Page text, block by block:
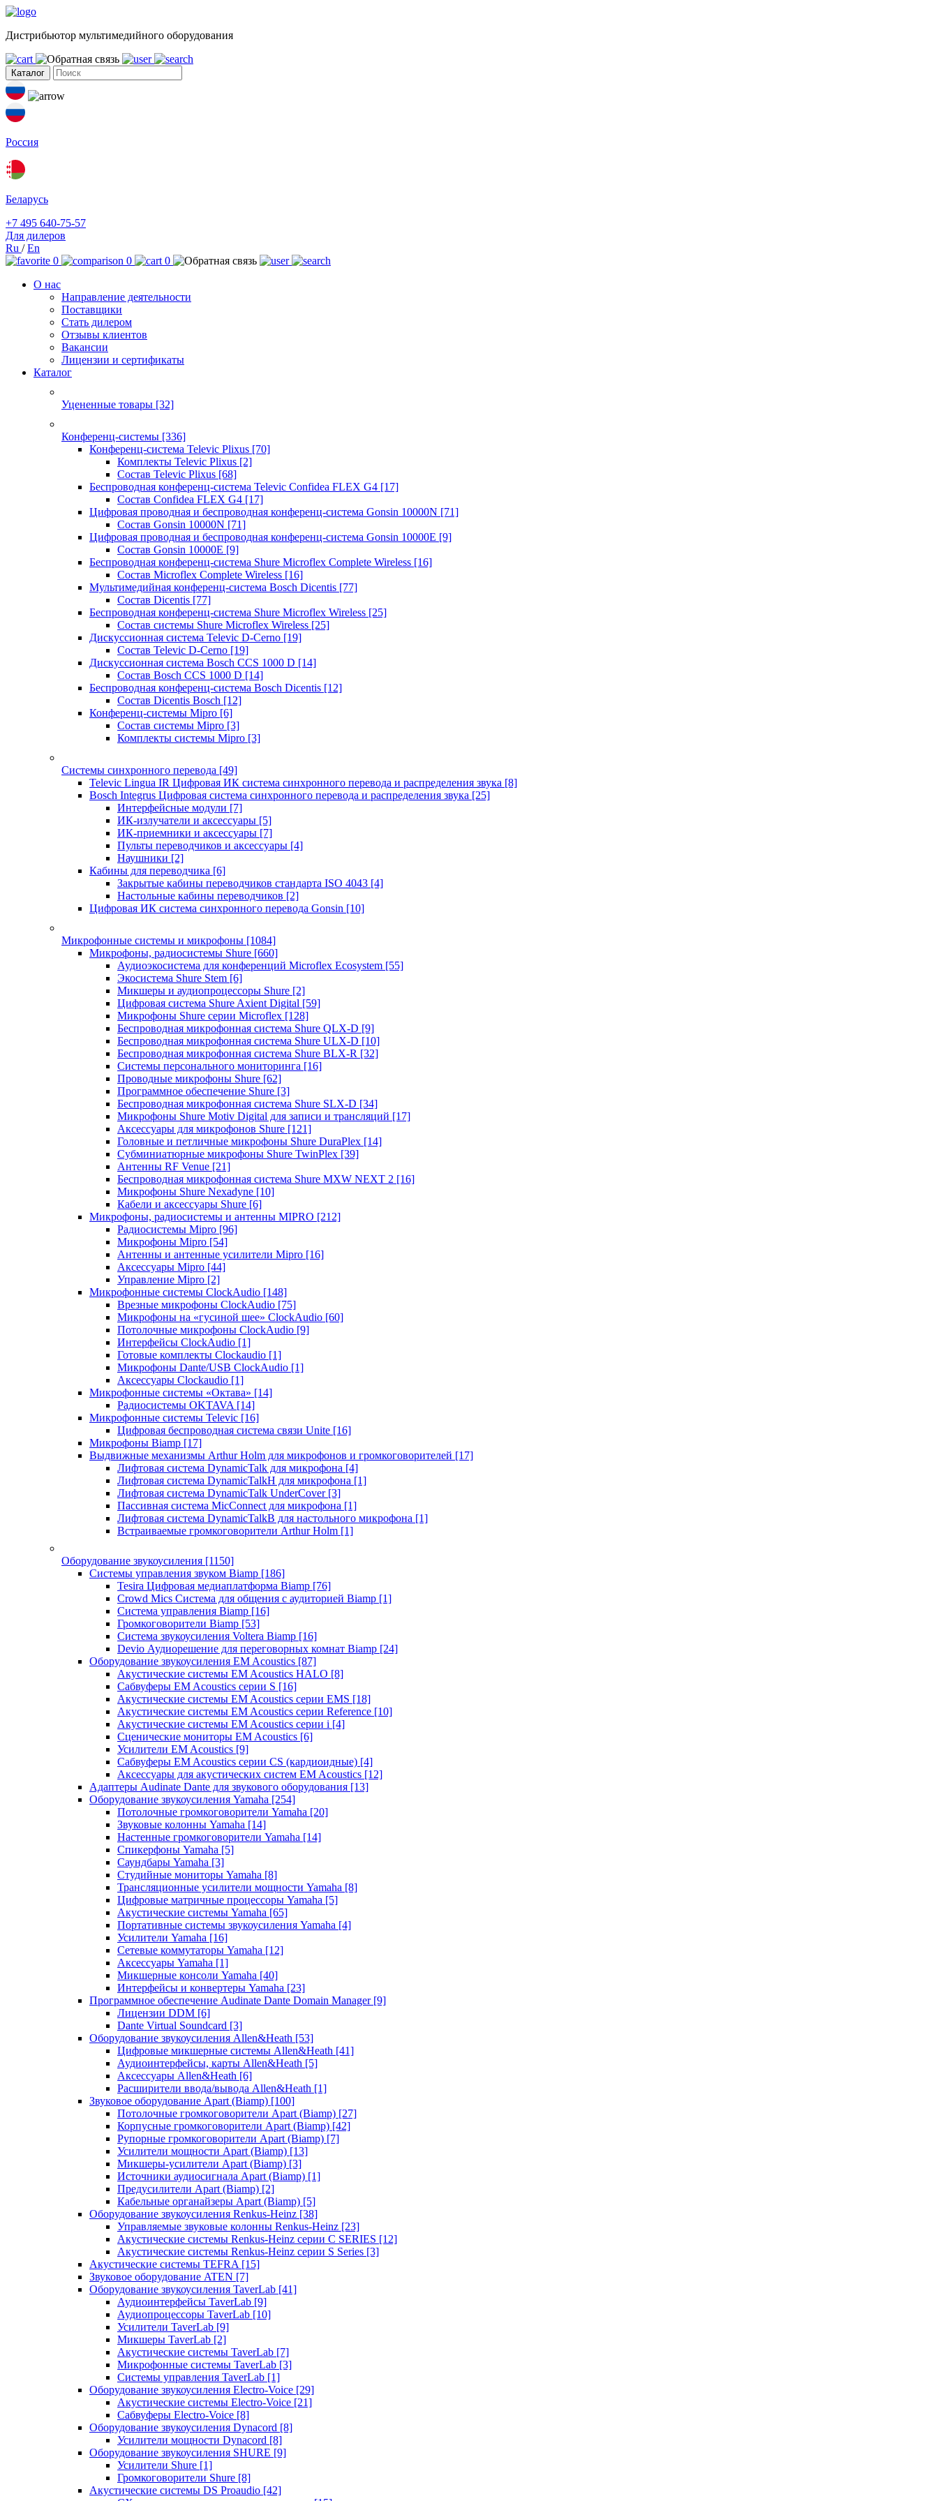
Дистрибьютор мультимедийного оборудования
Каталог
Россия
Беларусь
+7 495 640-75-57
Для дилеров
Ru /En
0
0
0
О нас
Направление деятельности
Поставщики
Стать дилером
Отзывы клиентов
Вакансии
Лицензии и сертификаты
Каталог
Уцененные товары [32]
Конференц-системы [336]
Конференц-система Televic Plixus [70]
Комплекты Televic Plixus [2]
Состав Televic Plixus [68]
Беспроводная конференц-система Televic Confidea FLEX G4 [17]
Состав Confidea FLEX G4 [17]
Цифровая проводная и беспроводная конференц-система Gonsin 10000N [71]
Состав Gonsin 10000N [71]
Цифровая проводная и беспроводная конференц-система Gonsin 10000E [9]
Состав Gonsin 10000E [9]
Беспроводная конференц-система Shure Microflex Complete Wireless [16]
Состав Microflex Complete Wireless [16]
Мультимедийная конференц-система Bosch Dicentis [77]
Состав Dicentis [77]
Беспроводная конференц-система Shure Microflex Wireless [25]
Состав системы Shure Microflex Wireless [25]
Дискуссионная система Televic D-Cerno [19]
Состав Televic D-Cerno [19]
Дискуссионная система Bosch CCS 1000 D [14]
Состав Bosch CCS 1000 D [14]
Беспроводная конференц-система Bosch Dicentis [12]
Состав Dicentis Bosch [12]
Конференц-системы Mipro [6]
Состав системы Mipro [3]
Комплекты системы Mipro [3]
Системы синхронного перевода [49]
Televic Lingua IR Цифровая ИК система синхронного перевода и распределения звука [8]
Bosch Integrus Цифровая система синхронного перевода и распределения звука [25]
Интерфейсные модули [7]
ИК-излучатели и аксессуары [5]
ИК-приемники и аксессуары [7]
Пульты переводчиков и аксессуары [4]
Наушники [2]
Кабины для переводчика [6]
Закрытые кабины переводчиков стандарта ISO 4043 [4]
Настольные кабины переводчиков [2]
Цифровая ИК система синхронного перевода Gonsin [10]
Микрофонные системы и микрофоны [1084]
Микрофоны, радиосистемы Shure [660]
Аудиоэкосистема для конференций Microflex Ecosystem [55]
Экосистема Shure Stem [6]
Микшеры и аудиопроцессоры Shure [2]
Цифровая система Shure Axient Digital [59]
Микрофоны Shure серии Microflex [128]
Беспроводная микрофонная система Shure QLX-D [9]
Беспроводная микрофонная система Shure ULX-D [10]
Беспроводная микрофонная система Shure BLX-R [32]
Системы персонального мониторинга [16]
Проводные микрофоны Shure [62]
Программное обеспечение Shure [3]
Беспроводная микрофонная система Shure SLX-D [34]
Микрофоны Shure Motiv Digital для записи и трансляций [17]
Аксессуары для микрофонов Shure [121]
Головные и петличные микрофоны Shure DuraPlex [14]
Субминиатюрные микрофоны Shure TwinPlex [39]
Антенны RF Venue [21]
Беспроводная микрофонная система Shure MXW NEXT 2 [16]
Микрофоны Shure Nexadyne [10]
Кабели и аксессуары Shure [6]
Микрофоны, радиосистемы и антенны MIPRO [212]
Радиосистемы Mipro [96]
Микрофоны Mipro [54]
Антенны и антенные усилители Mipro [16]
Аксессуары Mipro [44]
Управление Mipro [2]
Микрофонные системы ClockAudio [148]
Врезные микрофоны ClockAudio [75]
Микрофоны на «гусиной шее» ClockAudio [60]
Потолочные микрофоны ClockAudio [9]
Интерфейсы ClockAudio [1]
Готовые комплекты Clockaudio [1]
Микрофоны Dante/USB ClockAudio [1]
Аксессуары Clockaudio [1]
Микрофонные системы «Октава» [14]
Радиосистемы OKTAVA [14]
Микрофонные системы Televic [16]
Цифровая беспроводная система связи Unite [16]
Микрофоны Biamp [17]
Выдвижные механизмы Arthur Holm для микрофонов и громкоговорителей [17]
Лифтовая система DynamicTalk для микрофона [4]
Лифтовая система DynamicTalkH для микрофона [1]
Лифтовая система DynamicTalk UnderCover [3]
Пассивная система MicConnect для микрофона [1]
Лифтовая система DynamicTalkB для настольного микрофона [1]
Встраиваемые громкоговорители Arthur Holm [1]
Оборудование звукоусиления [1150]
Системы управления звуком Biamp [186]
Tesira Цифровая медиаплатформа Biamp [76]
Crowd Mics Система для общения с аудиторией Biamp [1]
Система управления Biamp [16]
Громкоговорители Biamp [53]
Система звукоусиления Voltera Biamp [16]
Devio Аудиорешение для переговорных комнат Biamp [24]
Оборудование звукоусиления EM Acoustics [87]
Акустические системы EM Acoustics HALO [8]
Сабвуферы EM Acoustics серии S [16]
Акустические системы EM Acoustics серии EMS [18]
Акустические системы EM Acoustics серии Reference [10]
Акустические системы EM Acoustics серии i [4]
Сценические мониторы EM Acoustics [6]
Усилители EM Acoustics [9]
Сабвуферы EM Acoustics серии CS (кардиоидные) [4]
Аксессуары для акустических систем EM Acoustics [12]
Адаптеры Audinate Dante для звукового оборудования [13]
Оборудование звукоусиления Yamaha [254]
Потолочные громкоговорители Yamaha [20]
Звуковые колонны Yamaha [14]
Настенные громкоговорители Yamaha [14]
Спикерфоны Yamaha [5]
Саундбары Yamaha [3]
Студийные мониторы Yamaha [8]
Трансляционные усилители мощности Yamaha [8]
Цифровые матричные процессоры Yamaha [5]
Акустические системы Yamaha [65]
Портативные системы звукоусиления Yamaha [4]
Усилители Yamaha [16]
Сетевые коммутаторы Yamaha [12]
Аксессуары Yamaha [1]
Микшерные консоли Yamaha [40]
Интерфейсы и конвертеры Yamaha [23]
Программное обеспечение Audinate Dante Domain Manager [9]
Лицензии DDM [6]
Dante Virtual Soundcard [3]
Оборудование звукоусиления Allen&Heath [53]
Цифровые микшерные системы Allen&Heath [41]
Аудиоинтерфейсы, карты Allen&Heath [5]
Аксессуары Allen&Heath [6]
Расширители ввода/вывода Allen&Heath [1]
Звуковое оборудование Apart (Biamp) [100]
Потолочные громкоговорители Apart (Biamp) [27]
Корпусные громкоговорители Apart (Biamp) [42]
Рупорные громкоговорители Apart (Biamp) [7]
Усилители мощности Apart (Biamp) [13]
Микшеры-усилители Apart (Biamp) [3]
Источники аудиосигнала Apart (Biamp) [1]
Предусилители Apart (Biamp) [2]
Кабельные органайзеры Apart (Biamp) [5]
Оборудование звукоусиления Renkus-Heinz [38]
Управляемые звуковые колонны Renkus-Heinz [23]
Акустические системы Renkus-Heinz серии C SERIES [12]
Акустические системы Renkus-Heinz серии S Series [3]
Акустические системы TEFRA [15]
Звуковое оборудование ATEN [7]
Оборудование звукоусиления TaverLab [41]
Аудиоинтерфейсы TaverLab [9]
Аудиопроцессоры TaverLab [10]
Усилители TaverLab [9]
Микшеры TaverLab [2]
Акустические системы TaverLab [7]
Микрофонные системы TaverLab [3]
Системы управления TaverLab [1]
Оборудование звукоусиления Electro-Voice [29]
Акустические системы Electro-Voice [21]
Сабвуферы Electro-Voice [8]
Оборудование звукоусиления Dynacord [8]
Усилители мощности Dynacord [8]
Оборудование звукоусиления SHURE [9]
Усилители Shure [1]
Громкоговорители Shure [8]
Акустические системы DS Proaudio [42]